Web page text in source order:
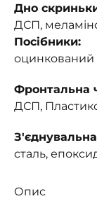
Дно
ДСП,
Посібники:
оцинкований
Фронтальна
ДСП,
сталь,
Опис